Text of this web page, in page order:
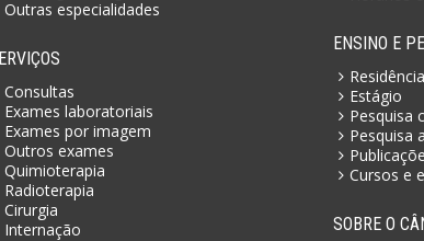
Outras especialidades
Consultas
Exames laboratoriais
Exames por imagem
Outros exames
Quimioterapia
Radioterapia
Cirurgia
Internação
ENSINO E
Residência
Estágio
Pesquisa
Pesquisa
Cursos e
SOBRE O